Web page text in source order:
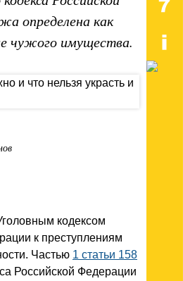
определена как
чужого имущества.
кодексом
к преступлениям
Частью 1 статьи 158
Российской Федерации